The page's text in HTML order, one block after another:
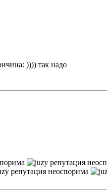
)))) так надо